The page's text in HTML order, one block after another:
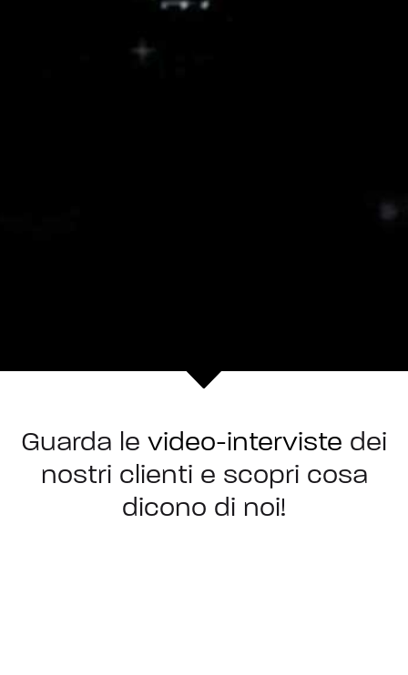
Guarda le video-interviste dei
nostri clienti e scopri cosa
dicono di noi!